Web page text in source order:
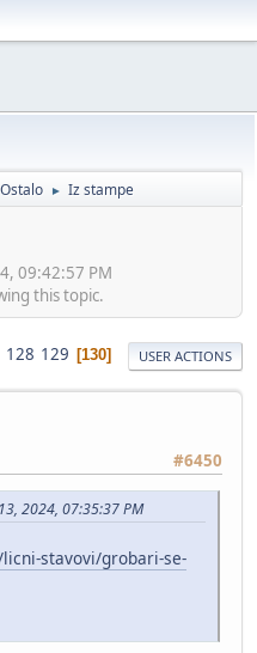
Ostalo ► Iz stampe
09:42:57 PM
this topic.
128 129 130 USER ACTIONS
#6450
2024, 07:35:37 PM
stavovi/grobari-se-